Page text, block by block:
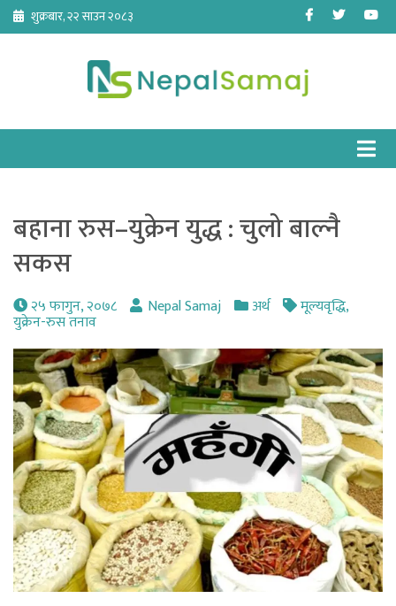
Skip
content
शुक्रबार, २२ साउन २०८३ Facebook
Twitter
बहाना रुस–युक्रेन युद्ध : चुलो बाल्नै
सकस
२५ फागुन, २०७८ Nepal Samaj अर्थ मूल्यवृद्धि,
युक्रेन-रुस तनाव